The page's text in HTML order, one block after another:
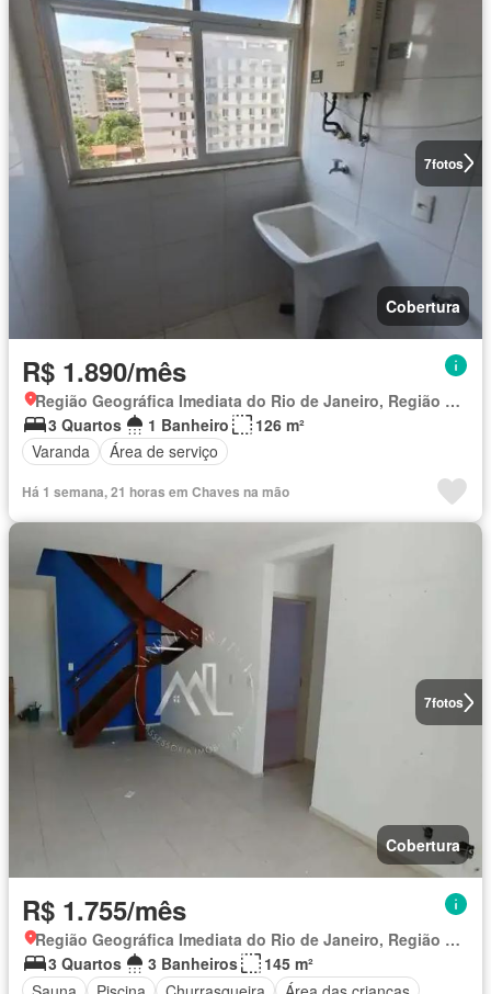
7fotos
Cobertura
R$ 1.890/mês
Região Geográfica Imediata do Rio de Janeiro, Região Metropolitana do Rio de Janeiro
3 Quartos
1 Banheiro
126 m²
Varanda
Área de serviço
Há 1 semana, 21 horas em Chaves na mão
7fotos
Cobertura
R$ 1.755/mês
Região Geográfica Imediata do Rio de Janeiro, Região Metropolitana do Rio de Janeiro
3 Quartos
3 Banheiros
145 m²